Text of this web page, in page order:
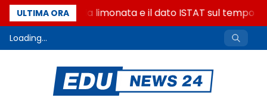
ULTIMA ORA
La denuncia della limonata e il dato ISTAT sul tempo
Loading...